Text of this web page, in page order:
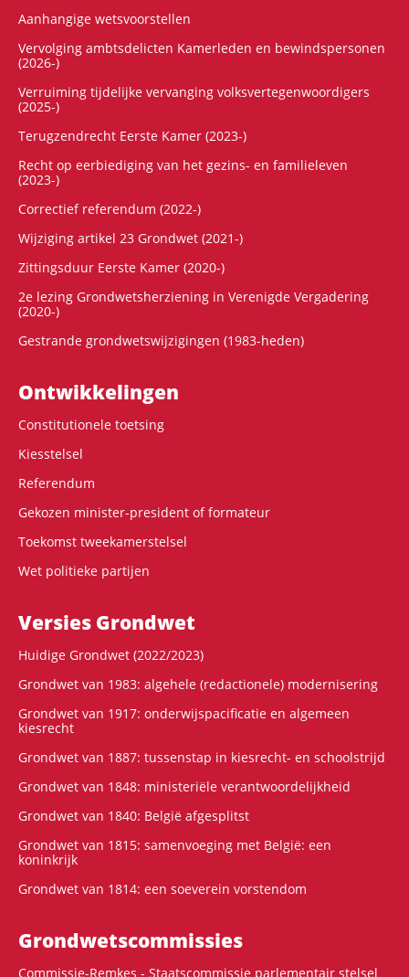
Aanhangige wetsvoorstellen
Vervolging ambtsdelicten Kamerleden en bewindspersonen
(2026-)
Verruiming tijdelijke vervanging volksvertegenwoordigers
(2025-)
Terugzendrecht Eerste Kamer (2023-)
Recht op eerbiediging van het gezins- en familieleven
(2023-)
Correctief referendum (2022-)
Wijziging artikel 23 Grondwet (2021-)
Zittingsduur Eerste Kamer (2020-)
2e lezing Grondwetsherziening in Verenigde Vergadering
(2020-)
Gestrande grondwetswijzigingen (1983-heden)
Ontwikke­lingen
Constitutionele toetsing
Kiesstelsel
Referendum
Gekozen minister-president of formateur
Toekomst tweekamerstelsel
Wet politieke partijen
Versies Grondwet
Huidige Grondwet (2022/2023)
Grondwet van 1983: algehele (redactionele) modernisering
Grondwet van 1917: onderwijspacificatie en algemeen
kiesrecht
Grondwet van 1887: tussenstap in kiesrecht- en schoolstrijd
Grondwet van 1848: ministeriële verantwoordelijkheid
Grondwet van 1840: België afgesplitst
Grondwet van 1815: samenvoeging met België: een
koninkrijk
Grondwet van 1814: een soeverein vorstendom
Grondwets­commissies
Commissie-Remkes - Staatscommissie parlementair stelsel